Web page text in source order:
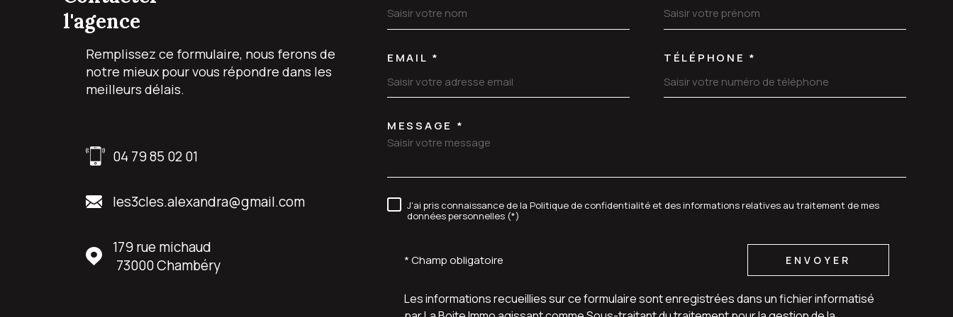
l'agence
Remplissez ce formulaire, nous ferons de
notre mieux pour vous répondre dans les
meilleurs délais.
04 79 85 02 01
les3cles.alexandra@gmail.com
179 rue michaud
73000
Chambéry
EMAIL * TÉLÉPHONE *
TRAD_MELTEM_VOREDEMANDE
MESSAGE *
RÈGLEMENTATION
J'ai pris connaissance de la Politique de confidentialité et des informations relatives au traitement de mes
données personnelles (*)
* Champ obligatoire ENVOYER
Les informations recueillies sur ce formulaire sont enregistrées dans un fichier informatisé